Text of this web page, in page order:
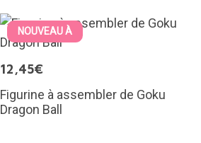
NOUVEAU À
12,45€
Figurine à assembler de Goku
Dragon Ball